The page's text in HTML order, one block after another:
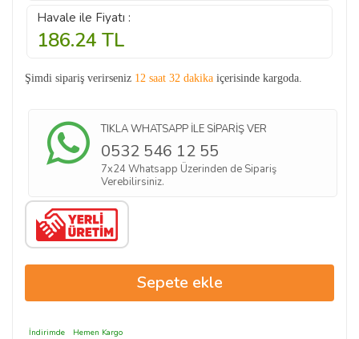
Havale ile Fiyatı :
186.24 TL
Şimdi sipariş verirseniz 12 saat 32 dakika içerisinde kargoda.
TIKLA WHATSAPP İLE SİPARİŞ VER
0532 546 12 55
7x24 Whatsapp Üzerinden de Sipariş
Verebilirsiniz.
İndirimde Hemen Kargo